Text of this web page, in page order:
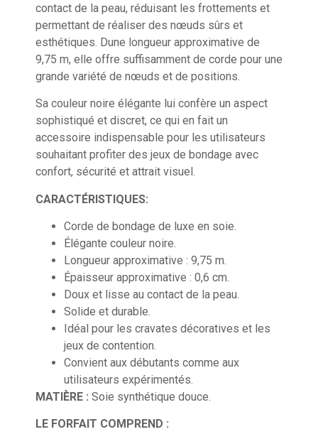
contact de la peau, réduisant les frottements et
permettant de réaliser des nœuds sûrs et
esthétiques. Dune longueur approximative de
9,75 m, elle offre suffisamment de corde pour une
grande variété de nœuds et de positions.
Sa couleur noire élégante lui confère un aspect
sophistiqué et discret, ce qui en fait un
accessoire indispensable pour les utilisateurs
souhaitant profiter des jeux de bondage avec
confort, sécurité et attrait visuel.
CARACTÉRISTIQUES:
Corde de bondage de luxe en soie.
Élégante couleur noire.
Longueur approximative : 9,75 m.
Épaisseur approximative : 0,6 cm.
Doux et lisse au contact de la peau.
Solide et durable.
Idéal pour les cravates décoratives et les
jeux de contention.
Convient aux débutants comme aux
utilisateurs expérimentés.
MATIÈRE : Soie synthétique douce.
LE FORFAIT COMPREND :